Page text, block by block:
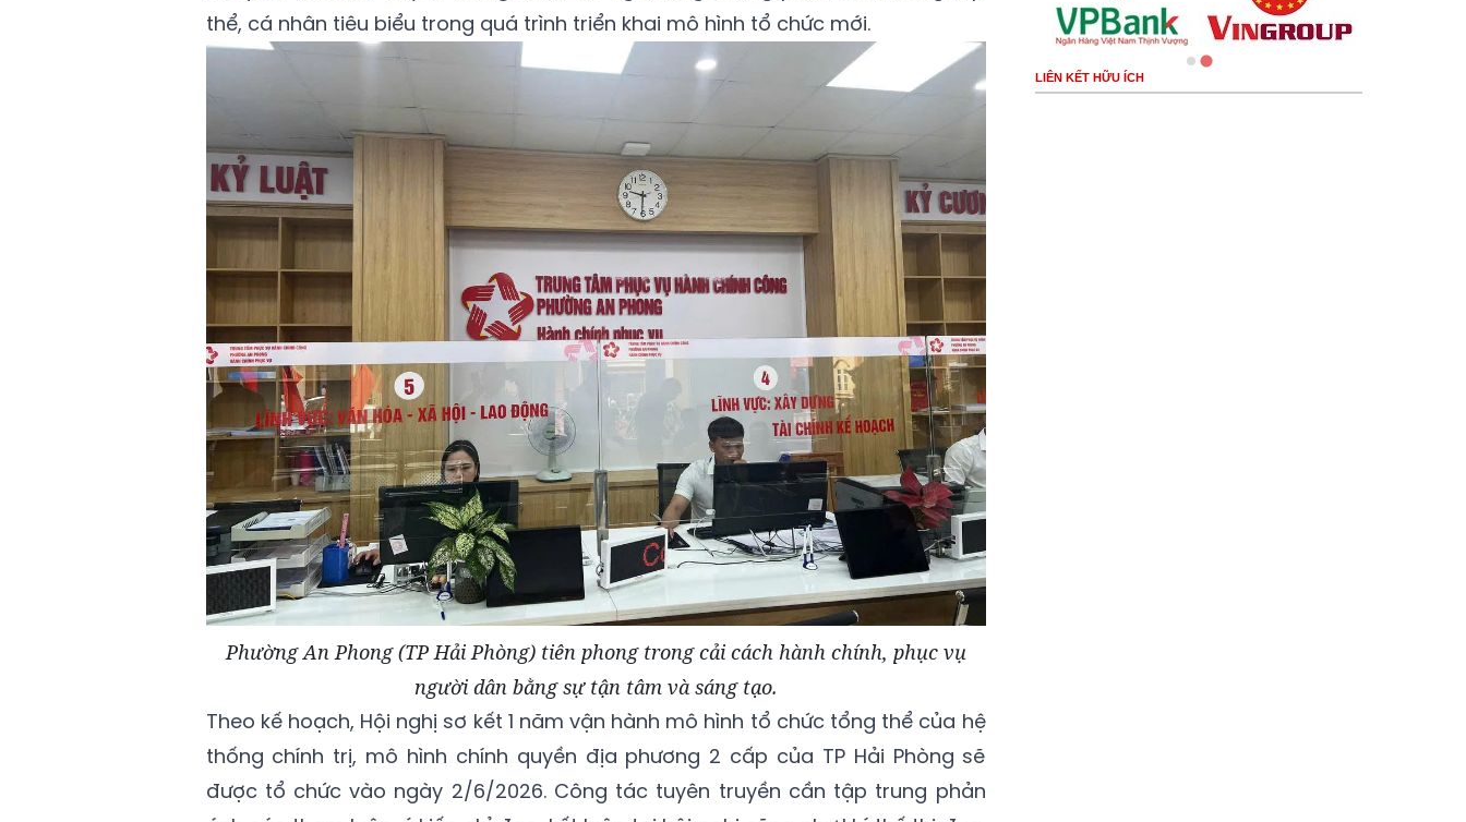
thể, cá nhân tiêu biểu trong quá trình triển khai mô hình tổ chức mới.
Phường An Phong (TP Hải Phòng) tiên phong trong cải cách hành chính, phục vụ
người dân bằng sự tận tâm và sáng tạo.
Theo kế hoạch, Hội nghị sơ kết 1 năm vận hành mô hình tổ chức tổng thể của hệ
thống chính trị, mô hình chính quyền địa phương 2 cấp của TP Hải Phòng sẽ
được tổ chức vào ngày 2/6/2026. Công tác tuyên truyền cần tập trung phản
LIÊN KẾT HỮU ÍCH